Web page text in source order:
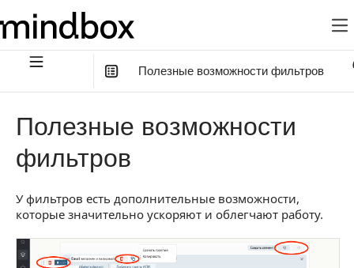
Полезные возможности фильтров
Кнопки Do/Undo
Вложить в группу
Быстрое копирование
Полезные возможности
фильтров
У фильтров есть дополнительные возможности,
которые значительно ускоряют и облегчают работу.